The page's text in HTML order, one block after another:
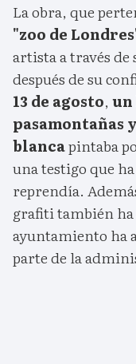
La obra, que
"zoo de
artista a través de
después de su
13 de agosto, un
pasamontañas
blancapintaba
una testigo que
reprendía.
grafiti también
ayuntamiento ha
parte de la